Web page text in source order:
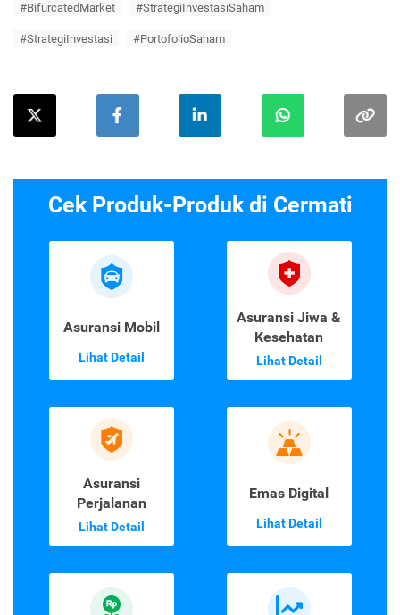
#BifurcatedMarket #StrategiInvestasiSaham
#StrategiInvestasi #PortofolioSaham
Cek Produk-Produk di Cermati
Asuransi Mobil
Lihat Detail
Asuransi Jiwa &
Kesehatan
Lihat Detail
Asuransi
Perjalanan
Lihat Detail
Emas Digital
Lihat Detail